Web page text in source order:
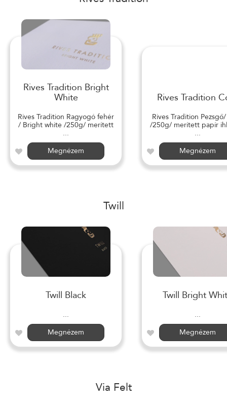
Rives Tradition Bright
White
Rives Tradition Ragyogó fehér
/ Bright white /250g/ merített
...
Megnézem
Rives Tradition
Rives Tradition
/250g/ merített papír
...
Megnézem
Twill
Twill Black
...
Megnézem
Twill Bright
...
Megnézem
Via Felt